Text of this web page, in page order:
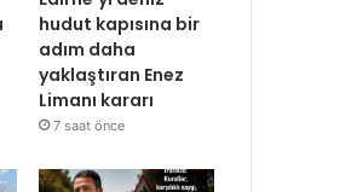
hudut kapısına bir
adım daha
yaklaştıran Enez
Limanı kararı
7 saat önce